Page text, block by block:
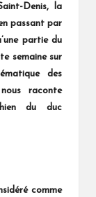
Denis, la
passant par
partie du
semaine sur
des
raconte
du duc
comme